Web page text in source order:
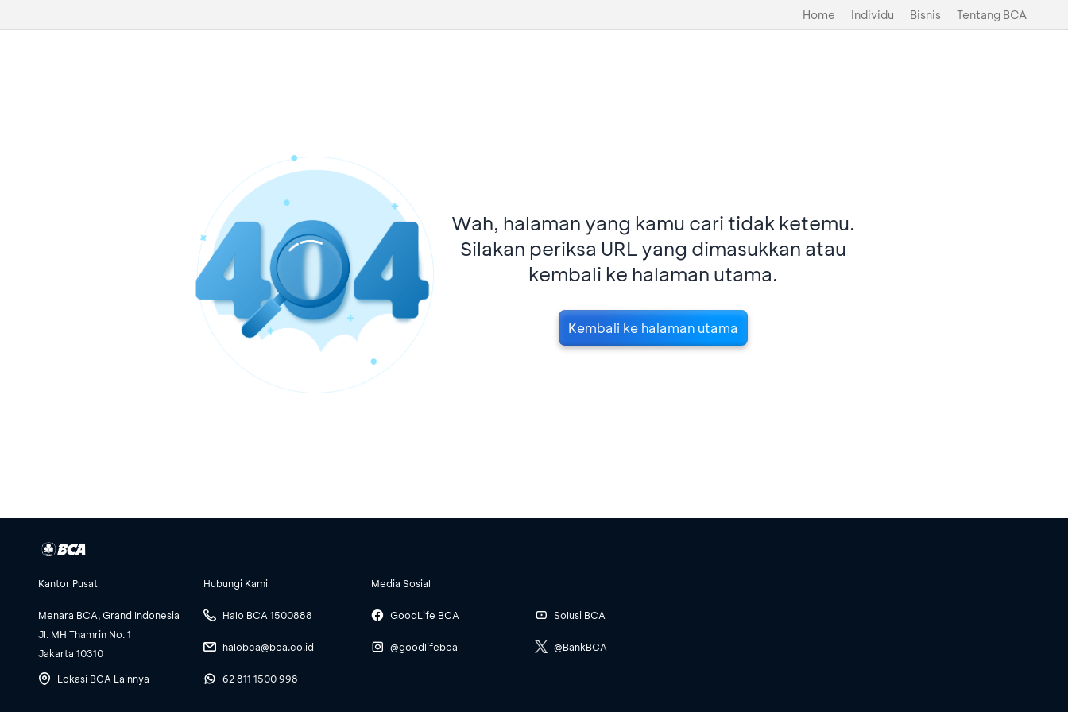
Home Individu Bisnis Tentang BCA
Wah, halaman yang kamu cari tidak ketemu.
Silakan periksa URL yang dimasukkan atau
kembali ke halaman utama.
Kembali ke halaman utama
Kantor Pusat
Menara BCA, Grand Indonesia
Jl. MH Thamrin No. 1
Jakarta 10310
Lokasi BCA Lainnya
Hubungi Kami
Halo BCA 1500888
halobca@bca.co.id
62 811 1500 998
Media Sosial
GoodLife BCA
@goodlifebca
Solusi BCA
@BankBCA